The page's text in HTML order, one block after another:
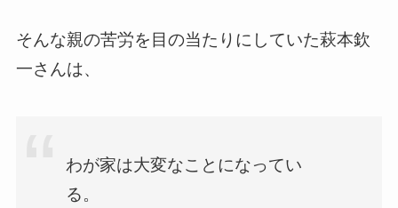
そんな親の苦労を目の当たりにしていた萩本欽
一さんは、
わが家は大変なことになってい
る。